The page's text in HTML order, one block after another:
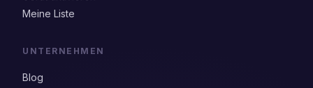
Meine Liste
UNTERNEHMEN
Blog